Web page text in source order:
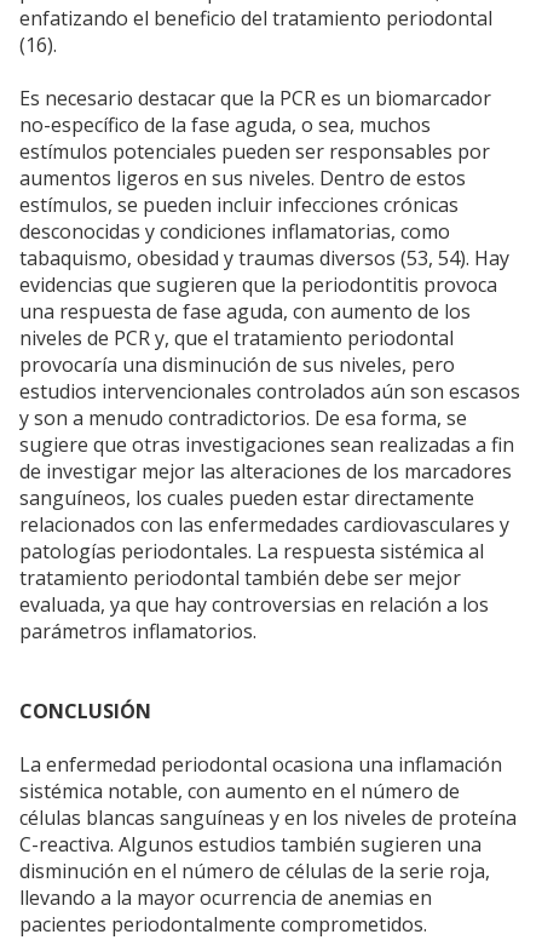
enfatizando el beneficio del tratamiento periodontal
(16).
Es necesario destacar que la PCR es un biomarcador
no-específico de la fase aguda, o sea, muchos
estímulos potenciales pueden ser responsables por
aumentos ligeros en sus niveles. Dentro de estos
estímulos, se pueden incluir infecciones crónicas
desconocidas y condiciones inflamatorias, como
tabaquismo, obesidad y traumas diversos (53, 54). Hay
evidencias que sugieren que la periodontitis provoca
una respuesta de fase aguda, con aumento de los
niveles de PCR y, que el tratamiento periodontal
provocaría una disminución de sus niveles, pero
estudios intervencionales controlados aún son escasos
y son a menudo contradictorios. De esa forma, se
sugiere que otras investigaciones sean realizadas a fin
de investigar mejor las alteraciones de los marcadores
sanguíneos, los cuales pueden estar directamente
relacionados con las enfermedades cardiovasculares y
patologías periodontales. La respuesta sistémica al
tratamiento periodontal también debe ser mejor
evaluada, ya que hay controversias en relación a los
parámetros inflamatorios.
CONCLUSIÓN
La enfermedad periodontal ocasiona una inflamación
sistémica notable, con aumento en el número de
células blancas sanguíneas y en los niveles de proteína
C-reactiva. Algunos estudios también sugieren una
disminución en el número de células de la serie roja,
llevando a la mayor ocurrencia de anemias en
pacientes periodontalmente comprometidos.